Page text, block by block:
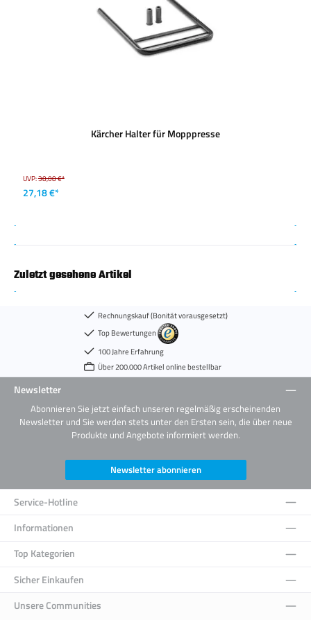
Kärcher Halter für Mopppresse
UVP:38,08 €*
27,18 €*
Zuletzt gesehene Artikel
Rechnungskauf (Bonität vorausgesetzt)
Top Bewertungen
100 Jahre Erfahrung
Über 200.000 Artikel online bestellbar
Newsletter
Abonnieren Sie jetzt einfach unseren regelmäßig erscheinenden
Newsletter und Sie werden stets unter den Ersten sein, die über neue
Produkte und Angebote informiert werden.
Newsletter abonnieren
Service-Hotline
Informationen
Top Kategorien
Sicher Einkaufen
Unsere Communities